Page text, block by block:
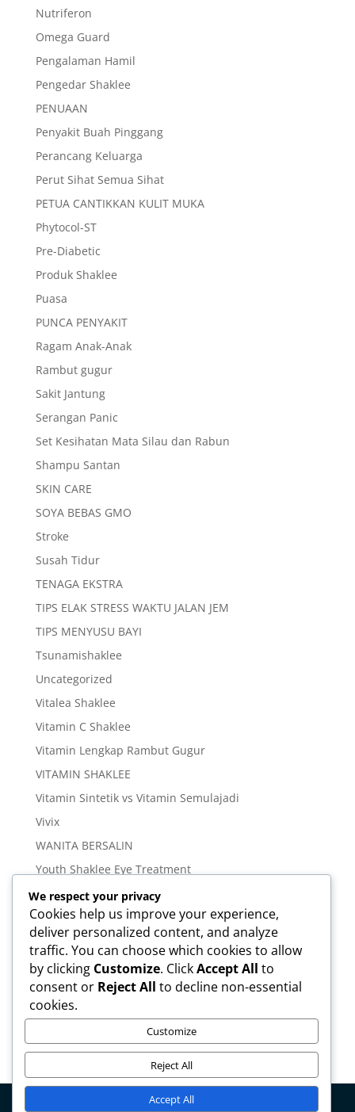
Nutriferon
Omega Guard
Pengalaman Hamil
Pengedar Shaklee
PENUAAN
Penyakit Buah Pinggang
Perancang Keluarga
Perut Sihat Semua Sihat
PETUA CANTIKKAN KULIT MUKA
Phytocol-ST
Pre-Diabetic
Produk Shaklee
Puasa
PUNCA PENYAKIT
Ragam Anak-Anak
Rambut gugur
Sakit Jantung
Serangan Panic
Set Kesihatan Mata Silau dan Rabun
Shampu Santan
SKIN CARE
SOYA BEBAS GMO
Stroke
Susah Tidur
TENAGA EKSTRA
TIPS ELAK STRESS WAKTU JALAN JEM
TIPS MENYUSU BAYI
Tsunamishaklee
Uncategorized
Vitalea Shaklee
Vitamin C Shaklee
Vitamin Lengkap Rambut Gugur
VITAMIN SHAKLEE
Vitamin Sintetik vs Vitamin Semulajadi
Vivix
WANITA BERSALIN
Youth Shaklee Eye Treatment
YOUTH SKIN CARE SERIES
Meta
Log in
Entries feed
Comments feed
We respect your privacy
Cookies help us improve your experience,
deliver personalized content, and analyze
traffic. You can choose which cookies to allow
by clicking Customize. ClickAccept All to
consent or Reject All to decline non-essential
cookies.
Customize
Reject All
Accept All